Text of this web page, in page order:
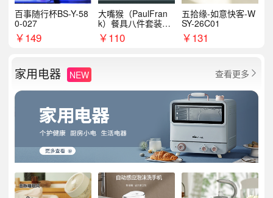
百事随行杯BS-Y-58
0-027
￥149
大嘴猴（PaulFran
k）餐具八件套装HC
T6007
￥110
五拾缘-如意快客-W
SY-26C01
￥131
家用电器 NEW 查看更多 